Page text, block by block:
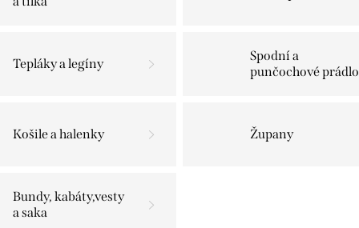
Tepláky a legíny
Spodní a
punčochové prádlo
Košile a halenky Župany
Bundy, kabáty,vesty
a saka